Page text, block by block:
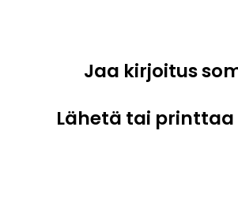
Jaa kirjoitus
Lähetä tai